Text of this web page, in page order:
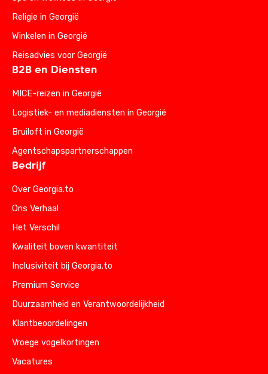
Religie in Georgië
Winkelen in Georgië
Reisadvies voor Georgië
B2B en Diensten
MICE-reizen in Georgië
Logistiek- en mediadiensten in Georgië
Bruiloft in Georgië
Agentschapspartnerschappen
Bedrijf
Over Georgia.to
Ons Verhaal
Het Verschil
Kwaliteit boven kwantiteit
Inclusiviteit bij Georgia.to
Premium Service
Duurzaamheid en Verantwoordelijkheid
Klantbeoordelingen
Vroege vogelkortingen
Vacatures